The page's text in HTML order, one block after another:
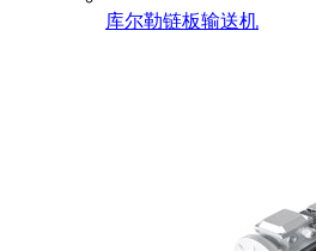
库尔勒链板输送机